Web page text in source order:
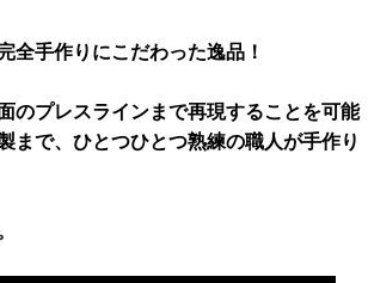
全手作りにこだわった逸品！
のプレスラインまで再現することを可能
まで、ひとつひとつ熟練の職人が手作り